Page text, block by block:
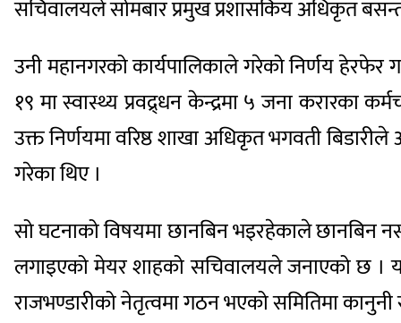
सचिवालयले सोमबार प्रमुख प्रशासकिय अधिकृत
उनी महानगरको कार्यपालिकाले गरेको निर्णय
१९ मा स्वास्थ्य प्रवद्र्धन केन्द्रमा ५ जना करारका
उक्त निर्णयमा वरिष्ठ शाखा अधिकृत भगवती
गरेका थिए ।
सो घटनाको विषयमा छानबिन भइरहेकाले छानबिन
लगाइएको मेयर शाहको सचिवालयले जनाएको छ ।
राजभण्डारीको नेतृत्वमा गठन भएको समितिमा